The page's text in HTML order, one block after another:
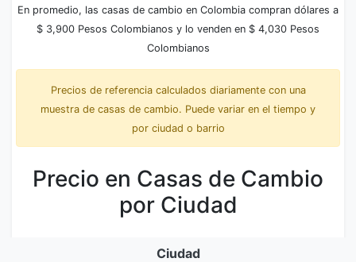
En promedio, las casas de cambio en Colombia compran dólares a
$ 3,900 Pesos Colombianos y lo venden en $ 4,030 Pesos
Colombianos
Precios de referencia calculados diariamente con una
muestra de casas de cambio. Puede variar en el tiempo y
por ciudad o barrio
Precio en Casas de Cambio
por Ciudad
Ciudad